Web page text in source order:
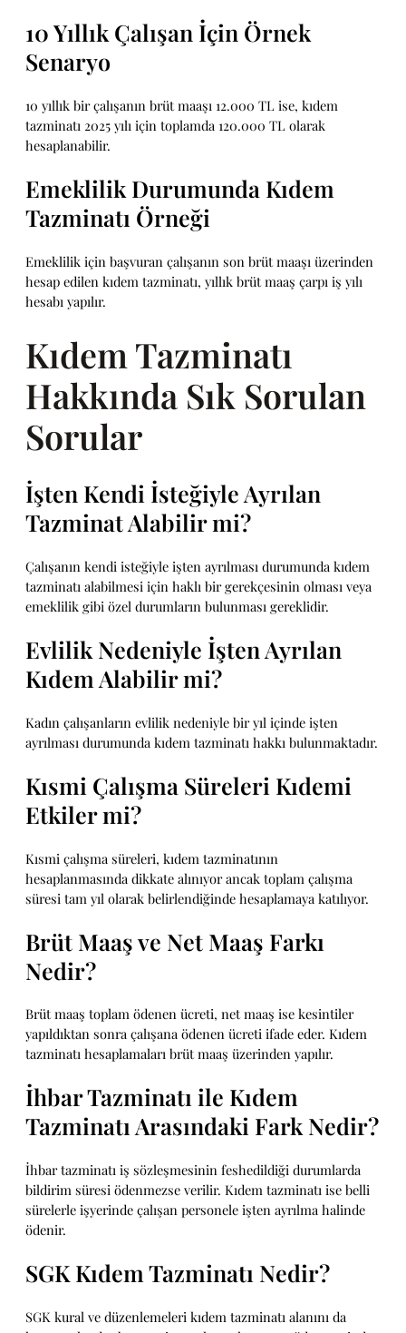
10 Yıllık Çalışan İçin Örnek
Senaryo
10 yıllık bir çalışanın brüt maaşı 12.000 TL ise, kıdem
tazminatı 2025 yılı için toplamda 120.000 TL olarak
hesaplanabilir.
Emeklilik Durumunda Kıdem
Tazminatı Örneği
Emeklilik için başvuran çalışanın son brüt maaşı üzerinden
hesap edilen kıdem tazminatı, yıllık brüt maaş çarpı iş yılı
hesabı yapılır.
Kıdem Tazminatı
Hakkında Sık Sorulan
Sorular
İşten Kendi İsteğiyle Ayrılan
Tazminat Alabilir mi?
Çalışanın kendi isteğiyle işten ayrılması durumunda kıdem
tazminatı alabilmesi için haklı bir gerekçesinin olması veya
emeklilik gibi özel durumların bulunması gereklidir.
Evlilik Nedeniyle İşten Ayrılan
Kıdem Alabilir mi?
Kadın çalışanların evlilik nedeniyle bir yıl içinde işten
ayrılması durumunda kıdem tazminatı hakkı bulunmaktadır.
Kısmi Çalışma Süreleri Kıdemi
Etkiler mi?
Kısmi çalışma süreleri, kıdem tazminatının
hesaplanmasında dikkate alınıyor ancak toplam çalışma
süresi tam yıl olarak belirlendiğinde hesaplamaya katılıyor.
Brüt Maaş ve Net Maaş Farkı
Nedir?
Brüt maaş toplam ödenen ücreti, net maaş ise kesintiler
yapıldıktan sonra çalışana ödenen ücreti ifade eder. Kıdem
tazminatı hesaplamaları brüt maaş üzerinden yapılır.
İhbar Tazminatı ile Kıdem
Tazminatı Arasındaki Fark Nedir?
İhbar tazminatı iş sözleşmesinin feshedildiği durumlarda
bildirim süresi ödenmezse verilir. Kıdem tazminatı ise belli
sürelerle işyerinde çalışan personele işten ayrılma halinde
ödenir.
SGK Kıdem Tazminatı Nedir?
SGK kural ve düzenlemeleri kıdem tazminatı alanını da